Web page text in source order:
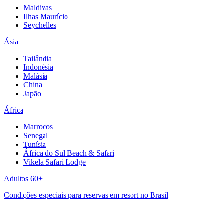
Maldivas
Ilhas Maurício
Seychelles
Ásia
Tailândia
Indonésia
Malásia
China
Japão
África
Marrocos
Senegal
Tunísia
África do Sul Beach & Safari
Vikela Safari Lodge
Adultos 60+
Condições especiais para reservas em resort no Brasil